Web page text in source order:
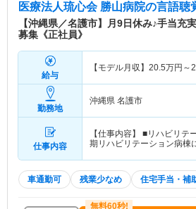
医療法人琉心会 勝山病院の言語聴
【沖縄県／名護市】月9日休み♪手当充
募集《正社員》
給与
【モデル月収】 20.5万円～
勤務地
沖縄県 名護市
仕事内容
【仕事内容】 ■リハビリテ
期リハビリテーション病棟
車通勤可 残業少なめ 住宅手当・補